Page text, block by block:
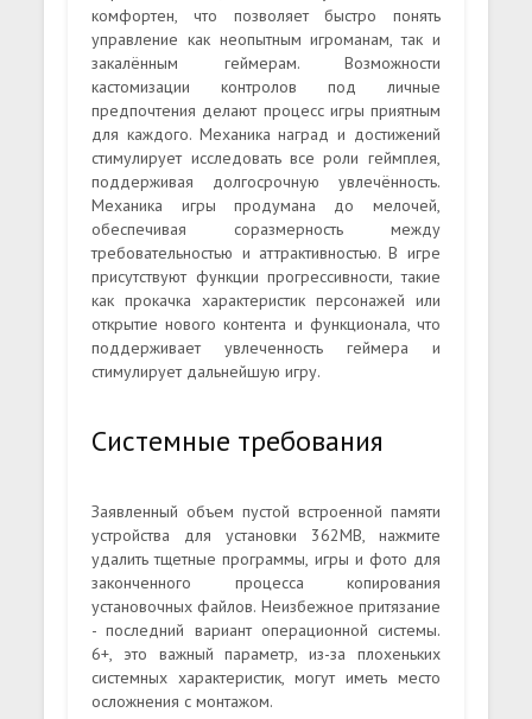
комфортен, что позволяет быстро понять
управление как неопытным игроманам, так и
закалённым геймерам. Возможности
кастомизации контролов под личные
предпочтения делают процесс игры приятным
для каждого. Механика наград и достижений
стимулирует исследовать все роли геймплея,
поддерживая долгосрочную увлечённость.
Механика игры продумана до мелочей,
обеспечивая соразмерность между
требовательностью и аттрактивностью. В игре
присутствуют функции прогрессивности, такие
как прокачка характеристик персонажей или
открытие нового контента и функционала, что
поддерживает увлеченность геймера и
стимулирует дальнейшую игру.
Системные требования
Заявленный объем пустой встроенной памяти
устройства для установки 362MB, нажмите
удалить тщетные программы, игры и фото для
законченного процесса копирования
установочных файлов. Неизбежное притязание
- последний вариант операционной системы.
6+, это важный параметр, из-за плохеньких
системных характеристик, могут иметь место
осложнения с монтажом.